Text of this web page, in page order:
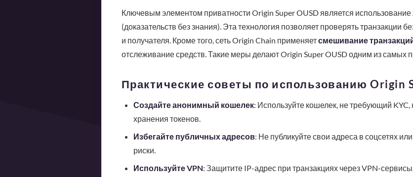
Ключевым элементом приватности Origin Super OUSD является использование
(доказательств без знания). Эта технология позволяет проверять транзакции
и получателя. Кроме того, сеть Origin Chain применяетсмешивание
отслеживание средств. Такие меры делают Origin Super OUSD одним из самых
Практические советы по использованию Origin
Создайте анонимный кошелек: Используйте кошелек, не требующий
хранения токенов.
Избегайте публичных адресов: Не публикуйте свои адреса в соцсетях
риски.
Используйте VPN: Защитите IP-адрес при транзакциях через VPN-